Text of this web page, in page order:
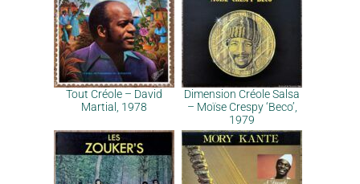
Tout Créole – David
Martial, 1978
Dimension Créole Salsa
– Moïse Crespy ‘Beco’,
1979